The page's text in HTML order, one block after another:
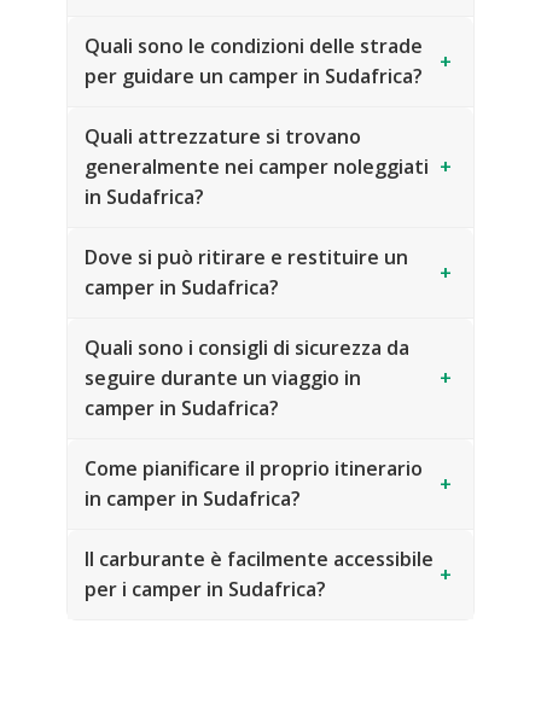
Quali sono le condizioni delle strade
per guidare un camper in Sudafrica?
+
Quali attrezzature si trovano
generalmente nei camper noleggiati
in Sudafrica?
+
Dove si può ritirare e restituire un
camper in Sudafrica?
+
Quali sono i consigli di sicurezza da
seguire durante un viaggio in
camper in Sudafrica?
+
Come pianificare il proprio itinerario
in camper in Sudafrica?
+
Il carburante è facilmente accessibile
per i camper in Sudafrica?
+